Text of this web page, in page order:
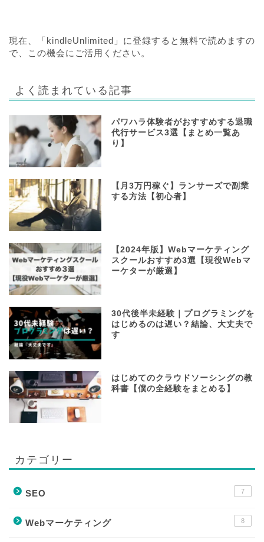
現在、「kindleUnlimited」に登録すると無料で読めますの
で、この機会にご活用ください。
よく読まれている記事
パワハラ体験者がおすすめする退職
代行サービス3選【まとめ一覧あ
り】
【月3万円稼ぐ】ランサーズで副業
する方法【初心者】
【2024年版】Webマーケティング
スクールおすすめ3選【現役Webマ
ーケターが厳選】
30代後半未経験｜プログラミングを
はじめるのは遅い？結論、大丈夫で
す
はじめてのクラウドソーシングの教
科書【僕の全経験をまとめる】
カテゴリー
SEO 7
Webマーケティング 8